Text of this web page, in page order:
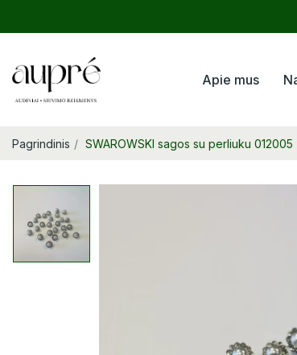
Apie mus
Pagrindinis SWAROWSKI sagos su perliuku 012005